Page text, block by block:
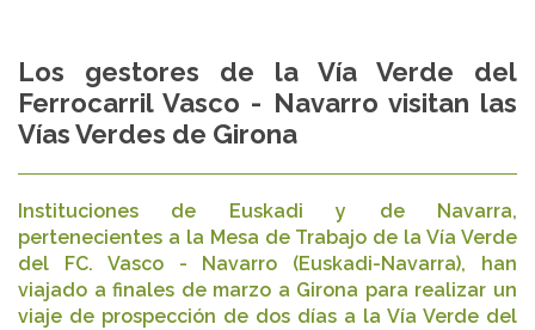
Los gestores de la Vía Verde del
Ferrocarril Vasco - Navarro visitan las
Vías Verdes de Girona
Instituciones de Euskadi y de Navarra,
pertenecientes a la Mesa de Trabajo de la Vía Verde
del FC. Vasco - Navarro (Euskadi-Navarra), han
viajado a finales de marzo a Girona para realizar un
viaje de prospección de dos días a la Vía Verde del